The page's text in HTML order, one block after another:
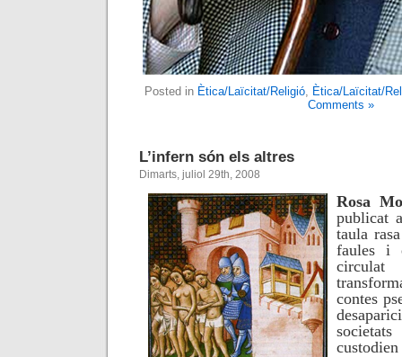
Posted in Ètica/Laïcitat/Religió, Ètica/Laïcitat/
Comments »
L’infern són els altres
Dimarts, juliol 29th, 2008
Rosa
publicat
taula
faules i
contes